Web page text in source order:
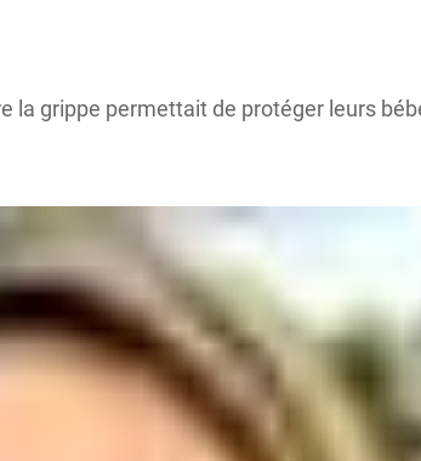
grippe permettait de protéger leurs